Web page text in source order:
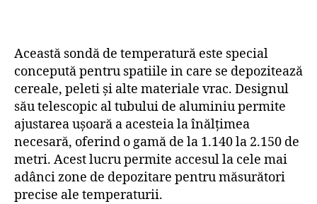
Această sondă de temperatură este special
concepută pentru spatiile in care se depozitează
cereale, peleti și alte materiale vrac. Designul
său telescopic al tubului de aluminiu permite
ajustarea ușoară a acesteia la înălțimea
necesară, oferind o gamă de la 1.140 la 2.150 de
metri. Acest lucru permite accesul la cele mai
adânci zone de depozitare pentru măsurători
precise ale temperaturii.